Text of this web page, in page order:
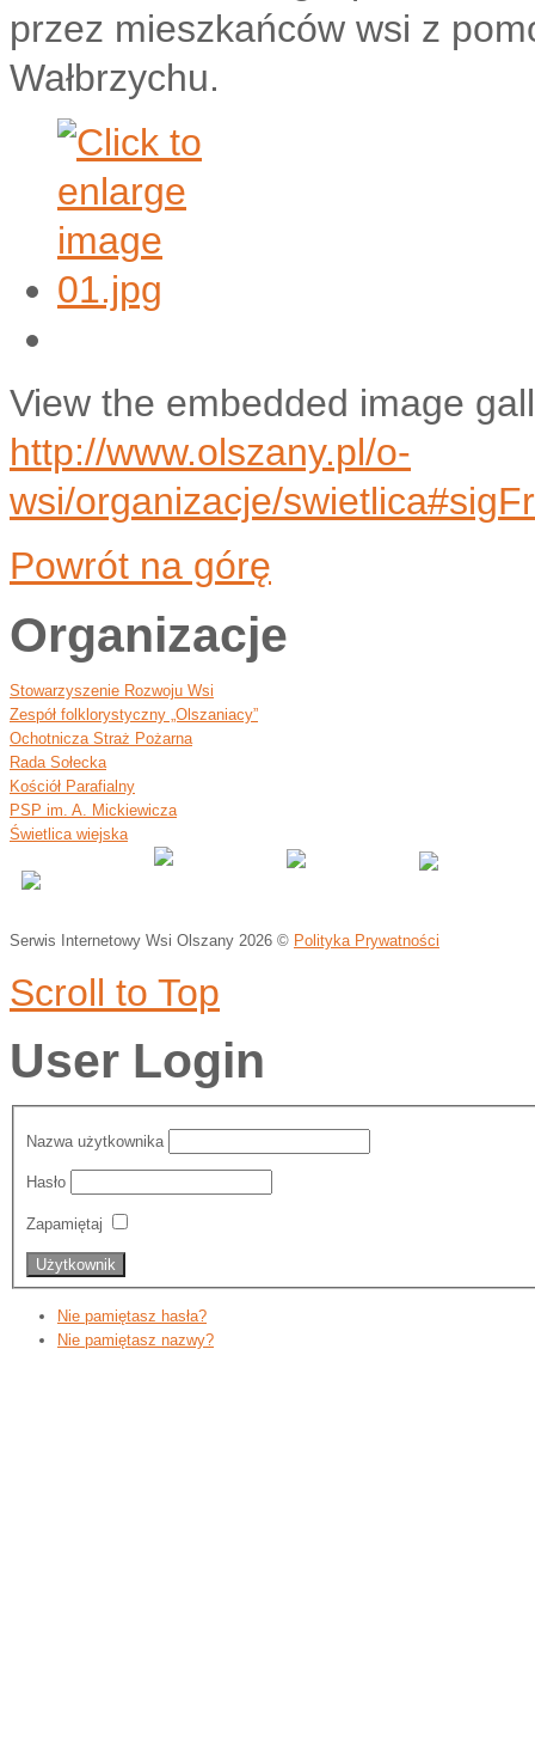
przez mieszkańców wsi z
Wałbrzychu.
View the embedded image
http://www.olszany.pl/o-
wsi/organizacje/
Powrót na górę
Organizacje
Stowarzyszenie Rozwoju Wsi
Zespół folklorystyczny „Olszaniacy”
Ochotnicza Straż Pożarna
Rada Sołecka
Kościół Parafialny
PSP im. A. Mickiewicza
Świetlica wiejska
Serwis Internetowy Wsi Olszany 2026 © Polityka Prywatności
Scroll to Top
User Login
Nazwa użytkownika
Hasło
Zapamiętaj
Nie pamiętasz hasła?
Nie pamiętasz nazwy?